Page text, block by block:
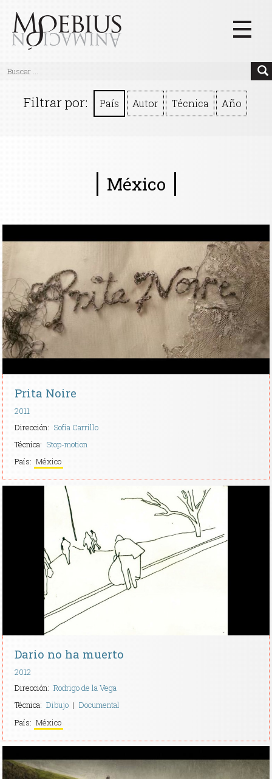
Videos
Eventos
Quiénes Somos
Contacto
Filtrar por: País Autor Técnica Año
México
Prita Noire
2011
Dirección: Sofía Carrillo
Técnica: Stop-motion
País: México
Dario no ha muerto
2012
Dirección: Rodrigo de la Vega
Técnica: Dibujo
Documental
País: México